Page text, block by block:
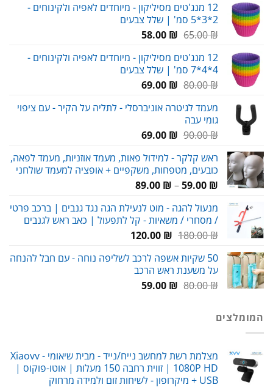
12 מנג'טים מסיליקון - מיוחדים לאפיה ולקינוחים -
2*3*5 סמ' | שלל צבעים
65.00₪
המחיר
היה:
65.00 ₪.
58.00 ₪
המחיר
הוא:
58.00 ₪.
12 מנג'טים מסיליקון - מיוחדים לאפיה ולקינוחים -
4*4*7 סמ' | שלל צבעים
80.00₪
המחיר
היה:
69.00 ₪
המחיר
הוא:
מעמד לגיטרה אוניברסלי - לתליה על הקיר - עם ציפוי
גומי עבה
90.00₪
המחיר
היה:
90.00 ₪.
69.00 ₪
המחיר
הוא:
69.00 ₪.
ראש קלקר - למידול פאות, מעמד אוזניות, מעמד לפאה,
כובעים, מטפחות, משקפיים + אופציה למעמד שולחני
59.00 ₪
–
89.00 ₪
טווח
עד
מנעול להגה - מוט לנעילת הגה נגד גנבים | ברכב פרטי
/ מסחרי / משאיות - קל לתפעול | כאב ראש לגנבים
180.00₪
המחיר
היה:
180.00 ₪.
120.00 ₪
המחיר
הוא:
50 שקיות אשפה לרכב לשליפה נוחה - עם חבל להנחה
על משענת ראש הרכב
80.00₪
המחיר59.00 ₪
המחיר
המומלצים
מצלמת רשת למחשב נייח/נייד - מבית שיאומי Xiaovv -
1080P HD | זווית רחבה 150 מעלות | אוטו-פוקוס |
USB + מיקרופון - לשיחות זום ולמידה מרחוק